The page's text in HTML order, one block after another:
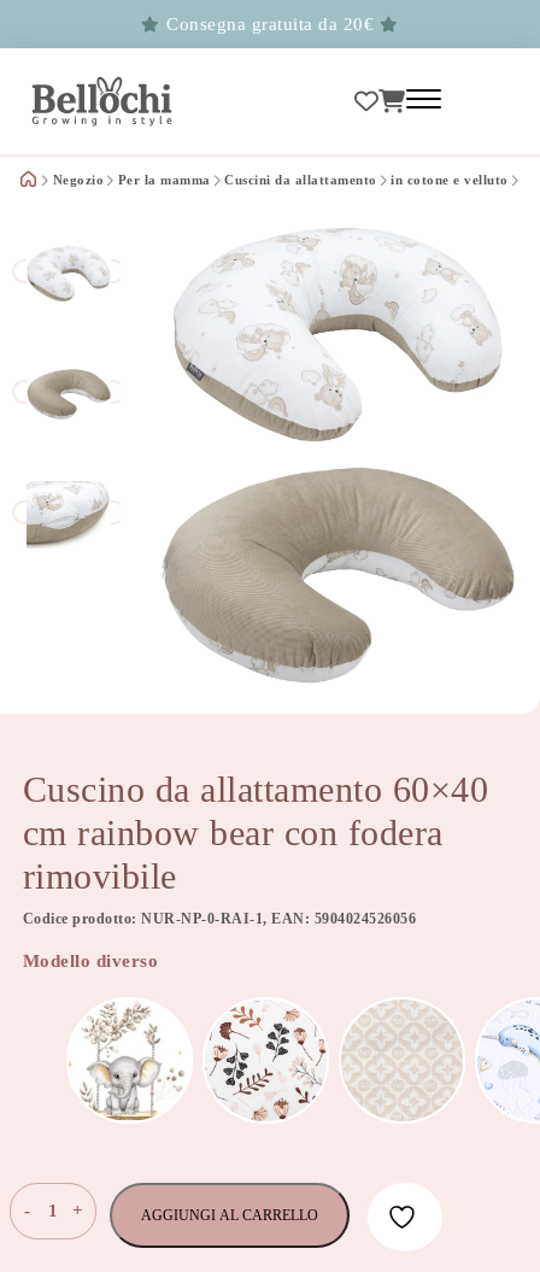
Consegna gratuita da 20€
Negozio Per la mamma Cuscini da allattamento in cotone e velluto
Cuscino da allattamento 60×40
cm rainbow bear con fodera
rimovibile
Codice prodotto: NUR-NP-0-RAI-1, EAN: 5904024526056
Modello diverso
-
Cuscino
+ AGGIUNGI AL CARRELLO